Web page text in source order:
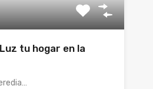
tu hogar en la